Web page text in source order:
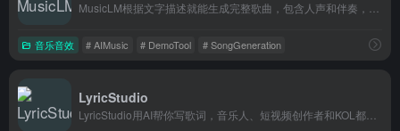
音乐音效 # AIMusic # DemoTool # SongGeneration
LyricStudio